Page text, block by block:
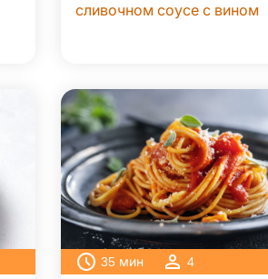
сливочном соусе с вином
35 мин 4